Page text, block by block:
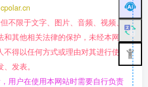
不限于文字、图片、音频、视频、
其他相关法律的保护，未经本网
得以任何方式或理由对其进行使
发表。
用户在使用本网站时需要自行负责